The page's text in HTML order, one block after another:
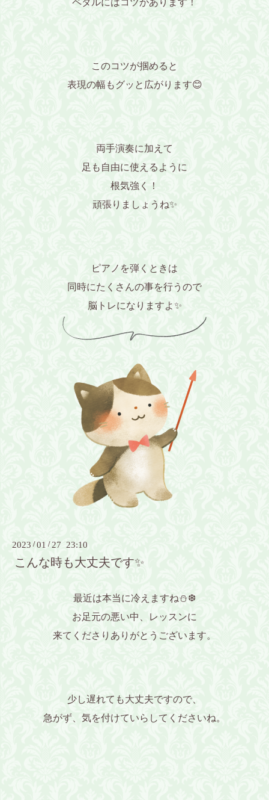
このコツが掴めると
表現の幅もグッと広がります😊
両手演奏に加えて
足も自由に使えるように
根気強く！
頑張りましょうね✨
ピアノを弾くときは
同時にたくさんの事を行うので
脳トレになりますよ✨
2023 /01 /27 23:10
こんな時も大丈夫です✨
最近は本当に冷えますね⛄❆
お足元の悪い中、レッスンに
来てくださりありがとうございます。
少し遅れても大丈夫ですので、
急がず、気を付けていらしてくださいね。